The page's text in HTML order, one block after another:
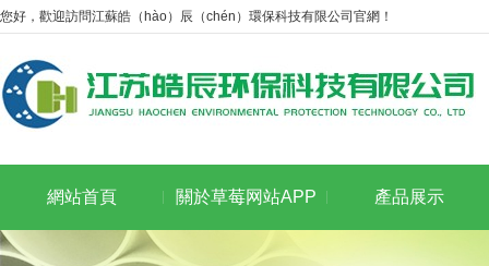
您好，歡迎訪問江蘇皓（hào）辰（chén）環保科技有限公司官網！
網站首頁 關於草莓网站APP 產品展示